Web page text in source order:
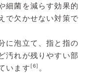
細菌を減らす効果的
で欠かせない対策で
に泡立て、指と指の
汚れが残りやすい部
います [6] 。